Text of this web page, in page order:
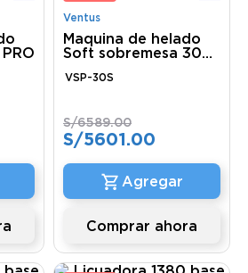
Ventus
Maquina de helado
Soft sobremesa 30
VSP-30S
S/6589.00
S/5601.00
Comprar ahora